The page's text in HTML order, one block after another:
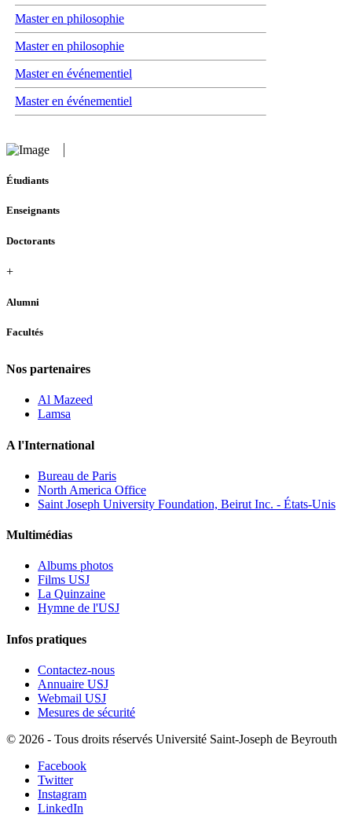
Master en philosophie
Master en philosophie
Master en événementiel
Master en événementiel
Étudiants
Enseignants
Doctorants
+
Alumni
Facultés
Nos partenaires
Al Mazeed
Lamsa
A l'International
Bureau de Paris
North America Office
Saint Joseph University Foundation, Beirut Inc. - États-Unis
Multimédias
Albums photos
Films USJ
La Quinzaine
Hymne de l'USJ
Infos pratiques
Contactez-nous
Annuaire USJ
Webmail USJ
Mesures de sécurité
© 2026 - Tous droits réservés Université Saint-Joseph de Beyrouth
Facebook
Twitter
Instagram
LinkedIn